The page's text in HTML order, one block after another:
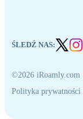
Obsługiwane
©2026 iRoamly.com
Polityka
ŚLEDŹ NAS: